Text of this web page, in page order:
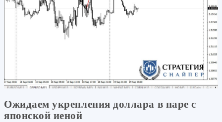
Ожидаем укрепления доллара в паре с
японской иеной